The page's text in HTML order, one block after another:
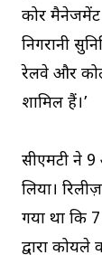
कोर मैनेजमेंट
निगरानी
रेलवे और
शामिल हैं।’
सीएमटी ने 9
लिया।
गया था कि
द्वारा